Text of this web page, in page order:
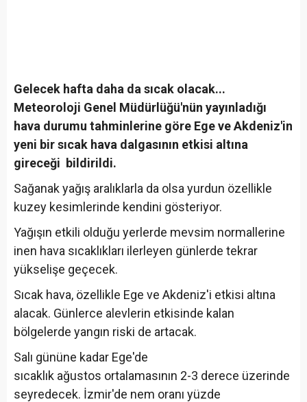
Gelecek hafta daha da sıcak olacak...
Meteoroloji Genel Müdürlüğü'nün yayınladığı
hava durumu tahminlerine göre Ege ve Akdeniz'in
yeni bir sıcak hava dalgasının etkisi altına
gireceği bildirildi.
Sağanak yağış aralıklarla da olsa yurdun özellikle
kuzey kesimlerinde kendini gösteriyor.
Yağışın etkili olduğu yerlerde mevsim normallerine
inen hava sıcaklıkları ilerleyen günlerde tekrar
yükselişe geçecek.
Sıcak hava, özellikle Ege ve Akdeniz'i etkisi altına
alacak. Günlerce alevlerin etkisinde kalan
bölgelerde yangın riski de artacak.
Salı gününe kadar Ege'de
sıcaklık ağustos ortalamasının 2-3 derece üzerinde
seyredecek. İzmir'de nem oranı yüzde